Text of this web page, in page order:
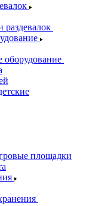
раздевалок
оборудование
площадки